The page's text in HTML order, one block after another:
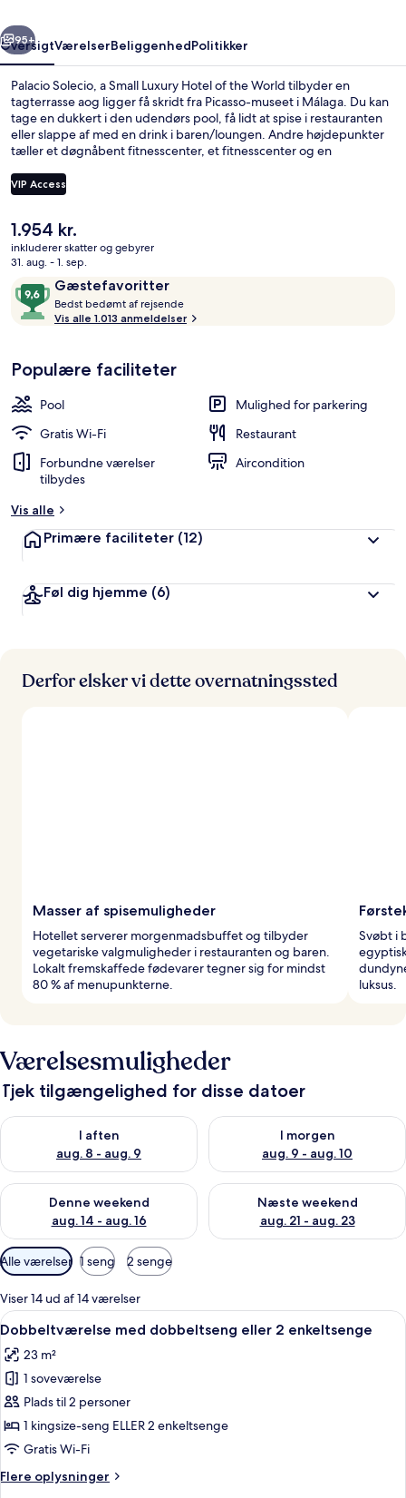
of
the
World
Næste
95+
OversigtVærelserBeliggenhedPolitikker
Palacio Solecio, a Small Luxury Hotel of the World tilbyder en
tagterrasse aog ligger få skridt fra Picasso-museet i Málaga. Du kan
tage en dukkert i den udendørs pool, få lidt at spise i restauranten
eller slappe af med en drink i baren/loungen. Andre højdepunkter
tæller et døgnåbent fitnesscenter, et fitnesscenter og en
får rigtig gode bedømmelser fra rejsende. Offentlig transport
ligger kun en kort gåtur væk: La Marina Station ligger 8 minutter
VIP Access
Den
nuværende
pris
1.954 kr.
1.954 kr.
inkluderer skatter og gebyrer
31. aug. - 1. sep.
AnmeldelserGæstefavoritter
9,6
ud
af
Gæstefavoritter
Bedst bedømt af rejsende
e
f
e
e
Vis alle 1.013 anmeldelser
Populære faciliteter
Pool
Mulighed for parkering
Gratis Wi-Fi
Restaurant
Forbundne værelser
tilbydes
Aircondition
Vis alle
Primære faciliteter (12)
Føl dig hjemme (6)
Derfor elsker vi dette overnatningssted
Masser af spisemuligheder
Hotellet serverer morgenmadsbuffet og tilbyder
vegetariske valgmuligheder i restauranten og baren.
Lokalt fremskaffede fødevarer tegner sig for mindst
80 % af menupunkterne.
Svøbt i
luksus.
Værelsesmuligheder
Tjek tilgængelighed for disse datoer
I aften
aug. 8 - aug. 9
Tjek tilgængelighed for i aften aug. 8 - aug. 9
I morgen
aug. 9 - aug. 10
Tjek tilgængelighed for i
Denne weekend
aug. 14 - aug. 16
Tjek tilgængelighed for denne weekend aug. 14 - aug. 16
Næste weekend
aug. 21 - aug. 23
Tjek tilgængelighed for næste
Tilgængelige
filtre
for
værelser
Alle værelser 1 seng 2 senge
Viser 14 ud af 14 værelser
Indlæs
alle
billeder
af
Dobbeltværelse
med
dobbeltseng
2
Et moderne hotelværelse med en
6
Dobbeltværelse med dobbeltseng eller 2 enkeltsenge
23 m²
1 soveværelse
Plads til 2 personer
1 kingsize-seng ELLER 2 enkeltsenge
Gratis Wi-Fi
Flere oplysninger
Flere